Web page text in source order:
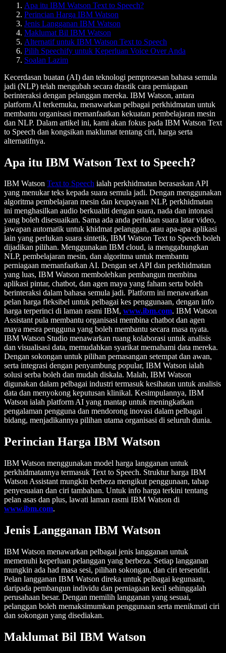
Apa itu IBM Watson Text to Speech?
Perincian Harga IBM Watson
Jenis Langganan IBM Watson
Maklumat Bil IBM Watson
Alternatif untuk IBM Watson Text to Speech
Pilih Speechify untuk Keperluan Voice Over Anda
Soalan Lazim
Kecerdasan buatan (AI) dan teknologi pemprosesan bahasa semula
jadi (NLP) telah mengubah secara drastik cara perniagaan
berinteraksi dengan pelanggan mereka. IBM Watson, antara
platform AI terkemuka, menawarkan pelbagai perkhidmatan untuk
membantu organisasi memanfaatkan kekuatan pembelajaran mesin
dan NLP. Dalam artikel ini, kami akan fokus pada IBM Watson Text
to Speech dan kongsikan maklumat tentang ciri, harga serta
alternatifnya.
Apa itu IBM Watson Text to Speech?
IBM Watson Text to Speech ialah perkhidmatan berasaskan API
yang menukar teks kepada suara semula jadi. Dengan menggunakan
algoritma pembelajaran mesin dan keupayaan NLP, perkhidmatan
ini menghasilkan audio berkualiti dengan suara, nada dan intonasi
yang boleh disesuaikan. Sama ada anda perlukan suara latar video,
jawapan automatik untuk khidmat pelanggan, atau apa-apa aplikasi
lain yang perlukan suara sintetik, IBM Watson Text to Speech boleh
dijadikan pilihan. Menggunakan IBM cloud, ia menggabungkan
NLP, pembelajaran mesin, dan algoritma untuk membantu
perniagaan memanfaatkan AI. Dengan set API dan perkhidmatan
yang luas, IBM Watson membolehkan pembangun membina
aplikasi pintar, chatbot, dan agen maya yang faham serta boleh
berinteraksi dalam bahasa semula jadi. Platform ini menawarkan
pelan harga fleksibel untuk pelbagai kes penggunaan, dengan info
harga terperinci di laman rasmi IBM, www.ibm.com. IBM Watson
Assistant pula membantu organisasi membina chatbot dan agen
maya mesra pengguna yang boleh membantu secara masa nyata.
IBM Watson Studio menawarkan ruang kolaborasi untuk analisis
dan visualisasi data, memudahkan syarikat memahami data mereka.
Dengan sokongan untuk pilihan pemasangan setempat dan awan,
serta integrasi dengan penyambung popular, IBM Watson ialah
solusi serba boleh dan mudah diskala. Malah, IBM Watson
digunakan dalam pelbagai industri termasuk kesihatan untuk analisis
data dan menyokong keputusan klinikal. Kesimpulannya, IBM
Watson ialah platform AI yang mantap untuk meningkatkan
pengalaman pengguna dan mendorong inovasi dalam pelbagai
bidang, menjadikannya pilihan utama organisasi di seluruh dunia.
Perincian Harga IBM Watson
IBM Watson menggunakan model harga langganan untuk
perkhidmatannya termasuk Text to Speech. Struktur harga IBM
Watson Assistant mungkin berbeza mengikut penggunaan, tahap
penyesuaian dan ciri tambahan. Untuk info harga terkini tentang
pelan asas dan plus, lawati laman rasmi IBM Watson di
www.ibm.com.
Jenis Langganan IBM Watson
IBM Watson menawarkan pelbagai jenis langganan untuk
memenuhi keperluan pelanggan yang berbeza. Setiap langganan
mungkin ada had masa sesi, pilihan sokongan, dan ciri tersendiri.
Pelan langganan IBM Watson direka untuk pelbagai kegunaan,
daripada pembangun individu dan perniagaan kecil sehinggalah
perusahaan besar. Dengan memilih langganan yang sesuai,
pelanggan boleh memaksimumkan penggunaan serta menikmati ciri
dan sokongan yang disediakan.
Maklumat Bil IBM Watson